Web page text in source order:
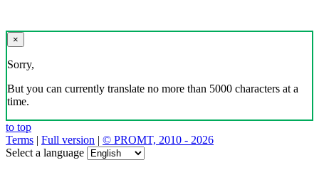
×
Sorry,
But you can currently translate no more than 5000 characters at a
time.
to top
Terms | Full version | © PROMT, 2010 - 2026
Select a language